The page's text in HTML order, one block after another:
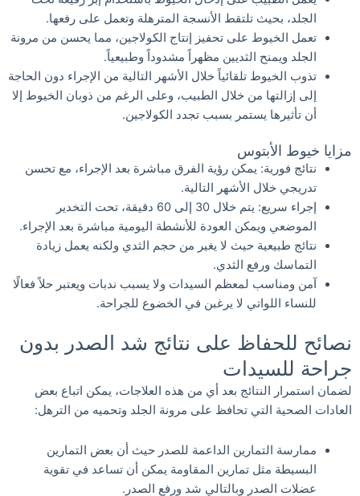
الجلد، بحيث تلتقط الأنسجة المترهلة وتعمل على رفعها.
تعمل الخيوط على تحفيز إنتاج الكولاجين، مما يحسن من مرونة
الجلد ويمنح الثديين مظهراً مشدوداً وطبيعياً.
تذوب الخيوط تلقائياً خلال الأشهر التالية من الإجراء دون الحاجة
إلى إزالتها من خلال الطبيب، وعلى الرغم من ذوبان الخيوط إلا
أن تأثيرها يستمر بسبب تجدد الكولاجين.
مزايا خيوط الأبتوس
نتائج فورية: يمكن رؤية الفرق مباشرة بعد الإجراء، مع تحسن
تدريجي خلال الأشهر التالية.
إجراء سريع: يتم خلال 30 إلى 60 دقيقة، تحت التخدير
الموضعي ويمكن العودة للأنشطة اليومية مباشرة بعد الإجراء.
نتائج طبيعية حيث لا يغير من حجم الثدي ولكنه يعمل زيادة
التماسك ورفع الثدي.
آمن ومناسب لمعظم السيدات ولا يسبب ندبات ويعتبر حلاً فعالًا
للنساء اللواتي لا يرغبن في الخضوع للجراحة.
نصائح للحفاظ على نتائج شد الصدر بدون
جراحة للسيدات
لضمان استمرار النتائج بعد أي من هذه العلاجات، يمكن اتباع بعض
العادات الصحية التي تحافظ على مرونة الجلد وتحميه من الترهل:
ممارسة التمارين الداعمة للصدر حيث أن بعض التمارين
البسيطة مثل تمارين المقاومة يمكن أن تساعد في تقوية
عضلات الصدر وبالتالي شد ورفع الصدر.